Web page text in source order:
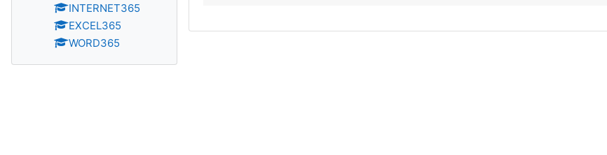
INTERNET365
EXCEL365
WORD365